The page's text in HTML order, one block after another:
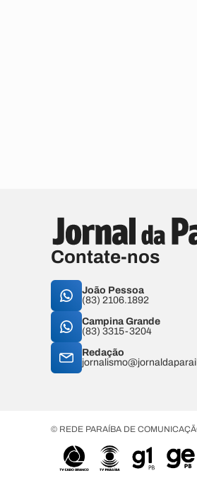
Contate-nos
João Pessoa
(83) 2106.1892
Campina Grande
(83) 3315-3204
Redação
© REDE PARAÍBA DE